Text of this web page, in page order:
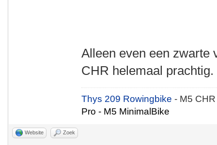
Alleen even een zwarte
CHR helemaal prachtig.
Thys 209 Rowingbike- M5
Pro - M5 MinimalBike
Website Zoek